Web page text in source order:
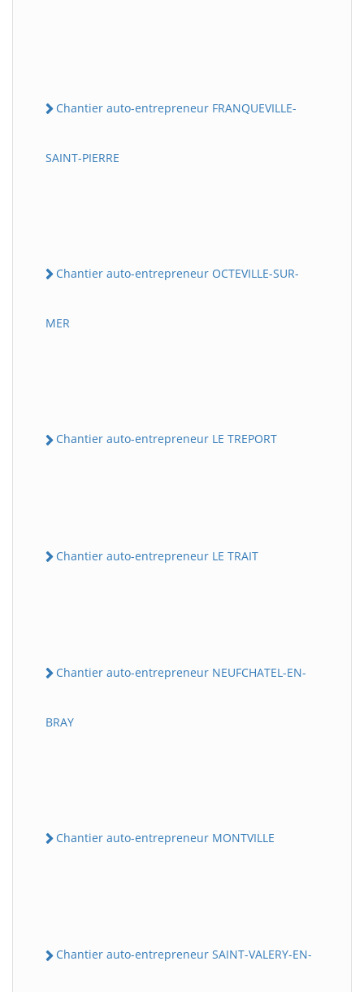
Chantier auto-entrepreneur FRANQUEVILLE-
SAINT-PIERRE
Chantier auto-entrepreneur OCTEVILLE-SUR-
MER
Chantier auto-entrepreneur LE TREPORT
Chantier auto-entrepreneur LE TRAIT
Chantier auto-entrepreneur NEUFCHATEL-EN-
BRAY
Chantier auto-entrepreneur MONTVILLE
Chantier auto-entrepreneur SAINT-VALERY-EN-